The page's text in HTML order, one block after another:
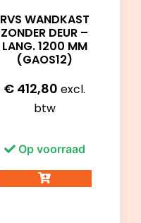
RVS WANDKAST
ZONDER DEUR –
LANG. 1200 MM
(GAOS12)
€ 412,80 excl.
btw
Op voorraad